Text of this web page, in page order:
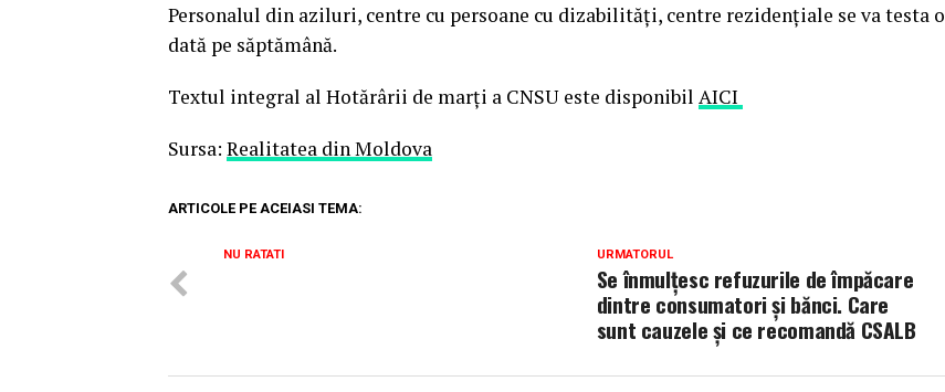
Personalul din aziluri, centre cu persoane cu dizabilități, centre rezidențiale se va testa o
dată pe săptămână.
Textul integral al Hotărârii de marți a CNSU este disponibil AICI
Sursa: Realitatea din Moldova
ARTICOLE PE ACEIASI TEMA:
URMATORUL
Se înmulțesc refuzurile de împăcare
dintre consumatori și bănci. Care
sunt cauzele și ce recomandă CSALB
NU RATATI